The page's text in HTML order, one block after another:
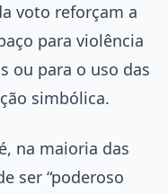
voto reforçam a
para violência
ou para o uso das
simbólica.
na maioria das
ser “poderoso